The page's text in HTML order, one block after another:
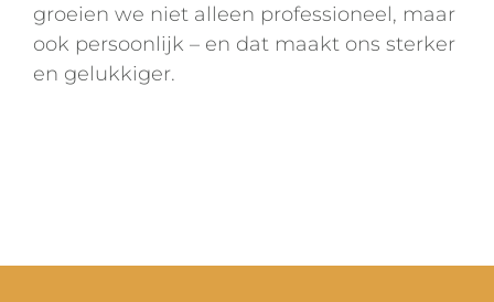
groeien we niet alleen professioneel, maar
ook persoonlijk – en dat maakt ons sterker
en gelukkiger.